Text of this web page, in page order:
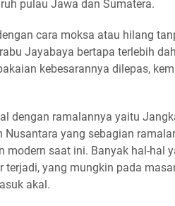
pulau Jawa dan Sumatera.
cara moksa atau hilang
Jayabaya bertapa terlebih
kebesarannya dilepas,
dengan ramalannya yaitu
yang sebagian
modern saat ini. Banyak hal-hal
terjadi, yang mungkin pada
akal.